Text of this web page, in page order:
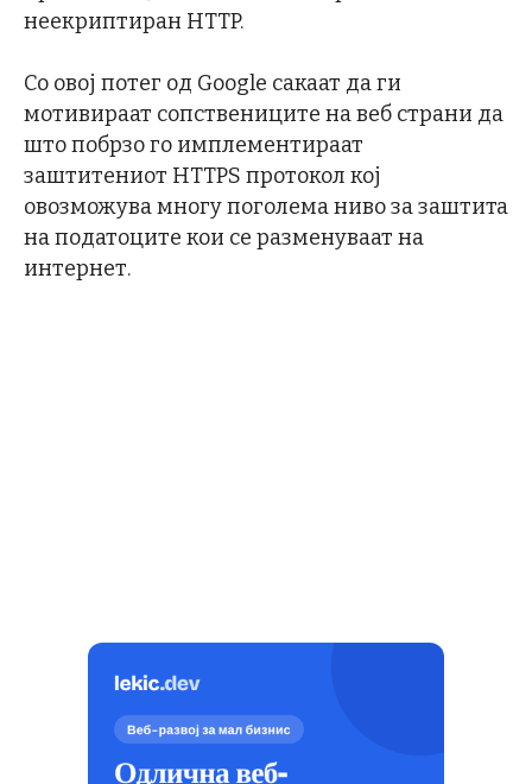
неекриптиран HTTP.
Со овој потег од Google сакаат да ги
мотивираат сопствениците на веб страни да
што побрзо го имплементираат
заштитениот HTTPS протокол кој
овозможува многу поголема ниво за заштита
на податоците кои се разменуваат на
интернет.